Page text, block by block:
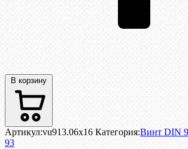
В корзину
Артикул:vu913.06x16 Категория:Винт DIN
93